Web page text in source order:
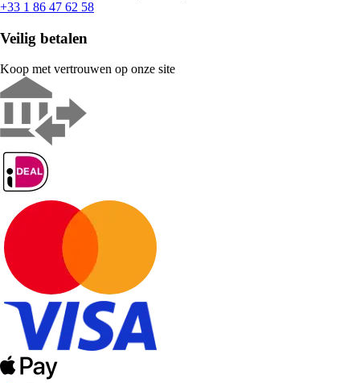
+33 1 86 47 62 58
Veilig betalen
Koop met vertrouwen op onze site